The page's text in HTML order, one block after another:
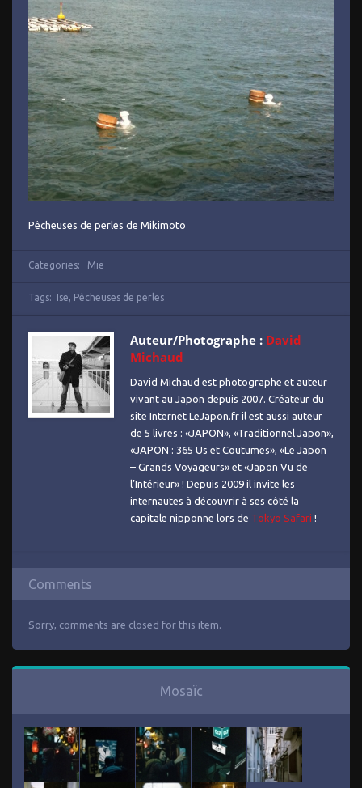
Pêcheuses de perles de Mikimoto
Categories: Mie
Tags: Ise, Pêcheuses de perles
Auteur/Photographe : David
Michaud
David Michaud est photographe et auteur
vivant au Japon depuis 2007. Créateur du
site Internet LeJapon.fr il est aussi auteur
de 5 livres : «JAPON», «Traditionnel Japon»,
«JAPON : 365 Us et Coutumes», «Le Japon
– Grands Voyageurs» et «Japon Vu de
l’Intérieur» ! Depuis 2009 il invite les
internautes à découvrir à ses côté la
capitale nipponne lors de Tokyo Safari !
Comments
Sorry, comments are closed for this item.
Mosaïc